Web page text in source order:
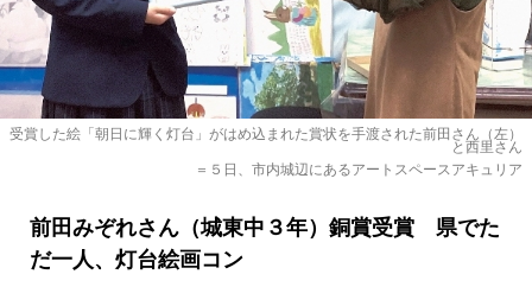
受賞した絵「朝日に輝く灯台」がはめ込まれた賞状を手渡された前田さん（左）
と西里さん
＝５日、市内城辺にあるアートスペースアキュリア
前田みぞれさん（城東中３年）銅賞受賞 県でた
だ一人、灯台絵画コン